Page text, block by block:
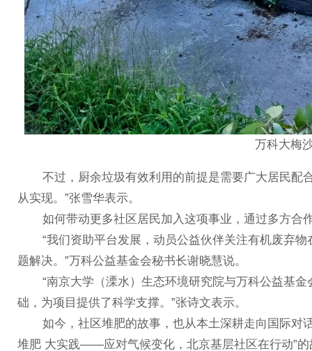
万科大梅
不过，厨余垃圾有效利用的前提是需要广大居民配
从实现。”张雪华表示。
如何带动更多社区居民加入这项事业，通过多方合
“我们资助平台发展，动员公益伙伴关注有机废弃物
题解决。”万科公益基金会秘书长谢晓慧说。
“南京大学（溧水）生态环境研究院与万科公益基金
础，为项目提供了科学支撑。”张诗文表示。
如今，社区堆肥的故事，也从本土深耕走向国际对话
堆肥 大实践——应对气候变化，北京基层社区在行动”